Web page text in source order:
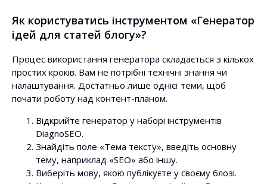
Як користуватись інструментом «Генератор
ідей для статей блогу»?
Процес використання генератора складається з кількох
простих кроків. Вам не потрібні технічні знання чи
налаштування. Достатньо лише однієї теми, щоб
почати роботу над контент-планом.
Відкрийте генератор у наборі інструментів
DiagnoSEO.
Знайдіть поле «Тема тексту», введіть основну
тему, наприклад «SEO» або іншу.
Виберіть мову, якою публікуєте у своєму блозі.